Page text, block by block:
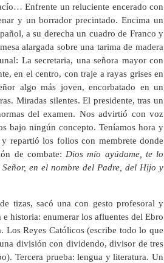
Enfrente un reluciente encerado con
y un borrador precintado. Encima un
a su derecha un cuadro de Franco y
alargada sobre una tarima de madera
La secretaria, una señora mayor con
en el centro, con traje a rayas grises en
algo más joven, encorbatado en un
Miradas silentes. El presidente, tras un
del examen. Nos advirtió con voz
bajo ningún concepto. Teníamos hora y
repartió los folios con membrete donde
de combate:Dios mío ayúdame, te lo
en el nombre del Padre, del Hijo y
tizas, sacó una con gesto profesoral y
historia: enumerar los afluentes del Ebro
Los Reyes Católicos (escribe todo lo que
división con dividendo, divisor de tres
Tercera prueba: lengua y literatura. Un